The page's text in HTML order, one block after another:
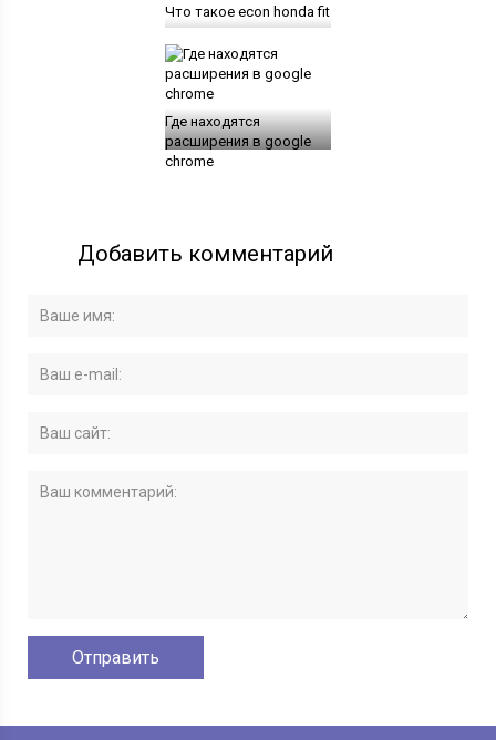
Что такое econ honda fit
Где находятся
расширения в google
chrome
Добавить комментарий